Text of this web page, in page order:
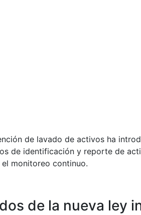
de lavado de activos ha
de identificación y reporte de
monitoreo continuo.
de la nueva ley